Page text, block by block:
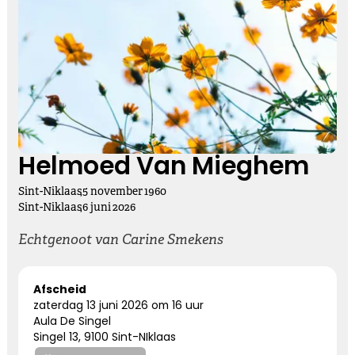
Helmoed Van Mieghem
Sint-Niklaas,5november1960
Sint-Niklaas,6juni2026
Echtgenoot van Carine Smekens
Afscheid
zaterdag 13 juni 2026 om 16 uur
Aula De Singel
Singel 13, 9100 Sint-NIklaas
Vasthouden bij afscheid
Afscheid nemen, is niet loslaten
Het is een andere manier van vasthouden
Kies dit gedicht
Nooit meer hier, maar altijd bij ons.